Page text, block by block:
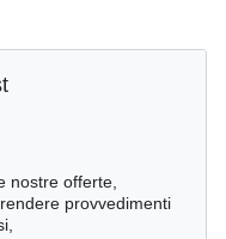
nostre offerte,
provvedimenti